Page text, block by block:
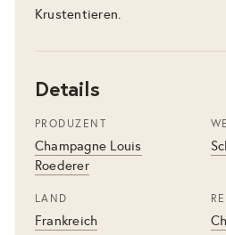
Krustentieren.
Details
PRODUZENT
Champagne Louis
Roederer
LAND
Frankreich